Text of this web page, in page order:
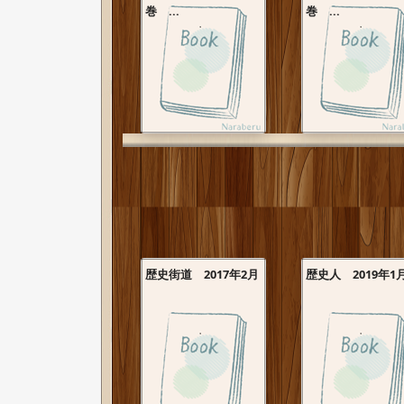
巻 ... 巻 ...
歴史街道 2017年2月 歴史人 2019年1